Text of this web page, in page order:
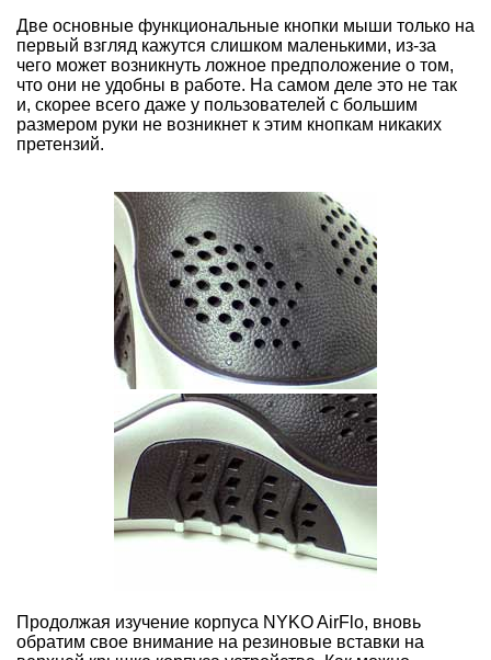
Две основные функциональные кнопки мыши только на
первый взгляд кажутся слишком маленькими, из-за
чего может возникнуть ложное предположение о том,
что они не удобны в работе. На самом деле это не так
и, скорее всего даже у пользователей с большим
размером руки не возникнет к этим кнопкам никаких
претензий.
Продолжая изучение корпуса NYKO AirFlo, вновь
обратим свое внимание на резиновые вставки на